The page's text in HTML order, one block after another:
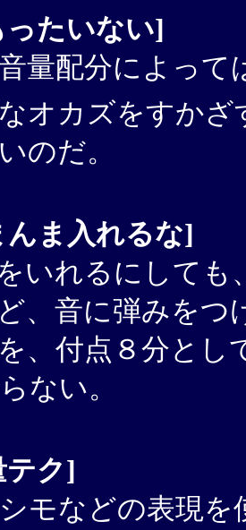
たいない]
量配分によって
オカズをすか
のだ。
ま入れるな]
いれるにしても
、音に弾みを
、付点８分とし
ない。
テク]
モなどの表現を